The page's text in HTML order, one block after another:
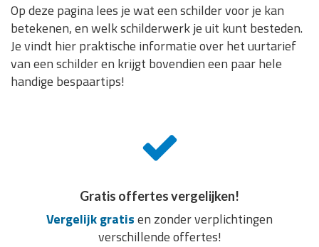
Op deze pagina lees je wat een schilder voor je kan
betekenen, en welk schilderwerk je uit kunt besteden.
Je vindt hier praktische informatie over het uurtarief
van een schilder en krijgt bovendien een paar hele
handige bespaartips!
Gratis offertes vergelijken!
Vergelijk gratisen zonder verplichtingen
verschillende offertes!